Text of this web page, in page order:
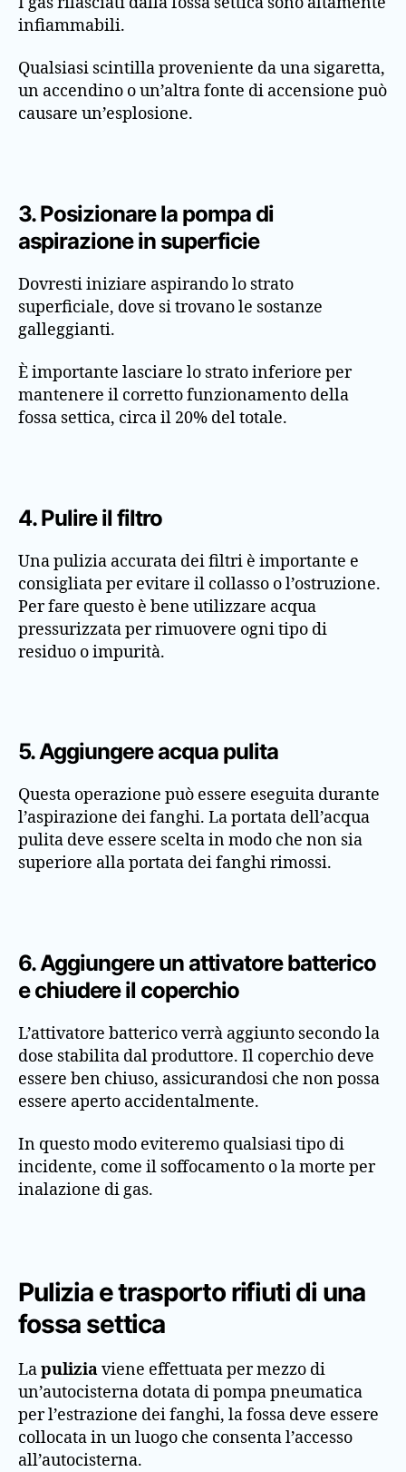
infiammabili.
Qualsiasi scintilla proveniente da una sigaretta,
un accendino o un’altra fonte di accensione può
causare un’esplosione.
3. Posizionare la pompa di
aspirazione in superficie
Dovresti iniziare aspirando lo strato
superficiale, dove si trovano le sostanze
galleggianti.
È importante lasciare lo strato inferiore per
mantenere il corretto funzionamento della
fossa settica, circa il 20% del totale.
4. Pulire il filtro
Una pulizia accurata dei filtri è importante e
consigliata per evitare il collasso o l’ostruzione.
Per fare questo è bene utilizzare acqua
pressurizzata per rimuovere ogni tipo di
residuo o impurità.
5. Aggiungere acqua pulita
Questa operazione può essere eseguita durante
l’aspirazione dei fanghi. La portata dell’acqua
pulita deve essere scelta in modo che non sia
superiore alla portata dei fanghi rimossi.
6. Aggiungere un attivatore batterico
e chiudere il coperchio
L’attivatore batterico verrà aggiunto secondo la
dose stabilita dal produttore. Il coperchio deve
essere ben chiuso, assicurandosi che non possa
essere aperto accidentalmente.
In questo modo eviteremo qualsiasi tipo di
incidente, come il soffocamento o la morte per
inalazione di gas.
Pulizia e trasporto rifiuti di una
fossa settica
Lapuliziaviene effettuata per mezzo di
un’autocisterna dotata di pompa pneumatica
per l’estrazione dei fanghi, la fossa deve essere
collocata in un luogo che consenta l’accesso
all’autocisterna.